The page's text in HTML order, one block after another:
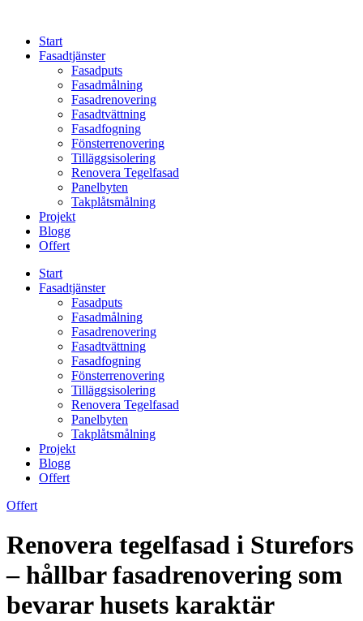
contentStart
Fasadtjänster
Fasadputs
Fasadmålning
Fasadrenovering
Fasadtvättning
Fasadfogning
Fönsterrenovering
Tilläggsisolering
Renovera Tegelfasad
Panelbyten
Takplåtsmålning
Projekt
Blogg
Offert
Start
Fasadtjänster
Fasadputs
Fasadmålning
Fasadrenovering
Fasadtvättning
Fasadfogning
Fönsterrenovering
Tilläggsisolering
Renovera Tegelfasad
Panelbyten
Takplåtsmålning
Projekt
Blogg
Offert
Offert
Renovera tegelfasad i Sturefors
– hållbar fasadrenovering som
bevarar husets karaktär